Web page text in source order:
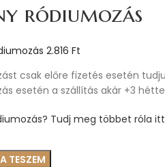
ródiumozás
2.816 Ft
csak előre fizetés esetén
esetén a szállítás akár +3
Tudj meg többet róla
TESZEM